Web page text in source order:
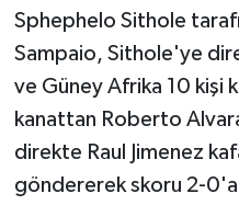
Sphephelo Sithole
Sampaio, Sithole'ye
ve Güney Afrika 10 kişi
kanattan Roberto
direkte Raul Jimenez
göndererek skoru 2-